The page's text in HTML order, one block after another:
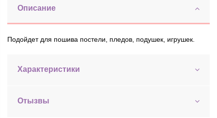
Описание
Подойдет для пошива постели, пледов, подушек, игрушек.
Характеристики
Отызвы